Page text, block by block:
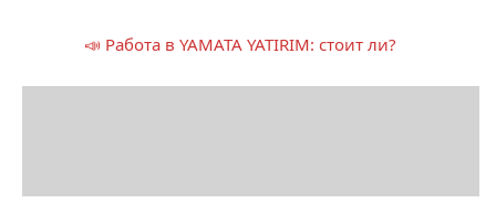
📣 Работа в YAMATA YATIRIM: стоит ли?